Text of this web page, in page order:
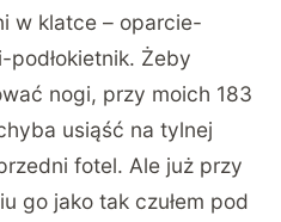
w klatce – oparcie-
Żeby
nogi, przy moich 183
usiąść na tylnej
fotel. Ale już przy
go jako tak czułem pod